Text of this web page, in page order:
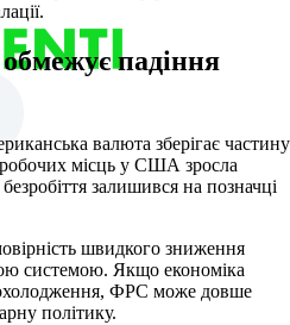
падіння
валюта зберігає частину
робочих місць у США зросла
залишився на позначці
швидкого зниження
системою. Якщо економіка
ФРС може довше
політику.